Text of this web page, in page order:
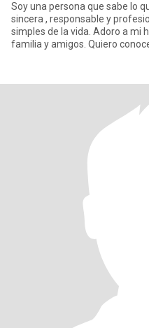
Soy una persona que sabe lo
sincera , responsable y
simples de la vida. Adoro a mi hija y me encanta compartir con mi
familia y amigos.